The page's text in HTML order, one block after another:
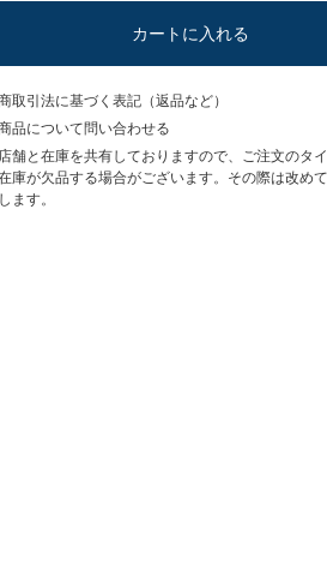
カートに入れる
取引法に基づく表記（返品など）
品について問い合わせる
舗と在庫を共有しておりますので、ご注文のタ
庫が欠品する場合がございます。その際は改め
ます。